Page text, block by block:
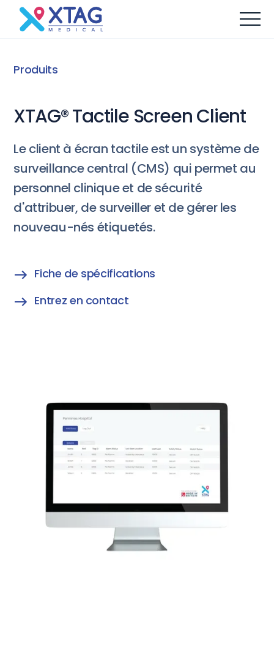
Produits
XTAG® Tactile Screen Client
Le client à écran tactile est un système de
surveillance central (CMS) qui permet au
personnel clinique et de sécurité
d'attribuer, de surveiller et de gérer les
nouveau-nés étiquetés.
Fiche de spécifications
Entrez en contact